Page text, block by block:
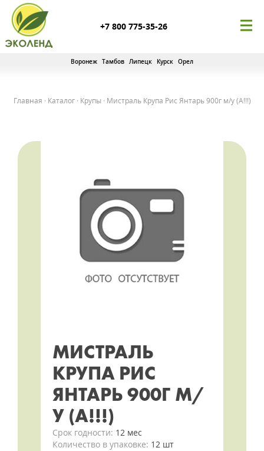
+7 800 775-35-26
Воронеж Тамбов Липецк Курск Орел
Главная · Каталог· Крупы · Мистраль Крупа Рис Янтарь 900г м/у (А!!!)
МИСТРАЛЬ
КРУПА РИС
ЯНТАРЬ 900Г М/
У (А!!!)
Срок годности: 12 мес
Количество в упаковке: 12 шт